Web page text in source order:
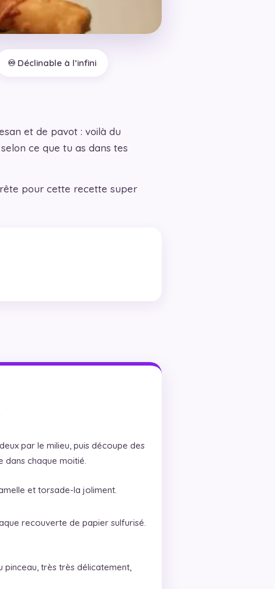
♾️ Déclinable à l’infini
et de pavot : voilà du
ce que tu as dans tes
pour cette recette super
par le milieu, puis découpe des
dans chaque moitié.
et torsade-la joliment.
recouverte de papier sulfurisé.
très très délicatement,